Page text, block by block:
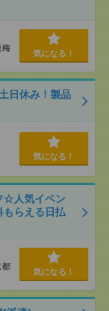
梅
気になる！
日休み！製品
気になる！
☆人気イベン
もらえる日払
都
気になる！